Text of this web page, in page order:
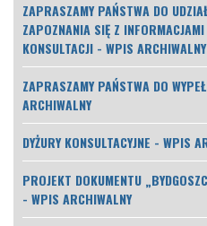
ZAPRASZAMY PAŃSTWA DO
ZAPOZNANIA SIĘ Z
KONSULTACJI - WPIS ARCHIWALNY
ZAPRASZAMY PAŃSTWA DO
ARCHIWALNY
DYŻURY KONSULTACYJNE - WPIS
PROJEKT DOKUMENTU
- WPIS ARCHIWALNY